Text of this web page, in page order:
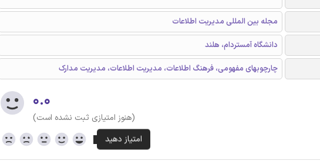
مجله بین المللی مدیریت اطلاعات
دانشگاه آمستردام، هلند
چارچوبهای مفهومی، فرهنگ اطلاعات، مدیریت اطلاعات، مدیریت مدارک
۰.۰
(هنوز امتیازی ثبت نشده است)